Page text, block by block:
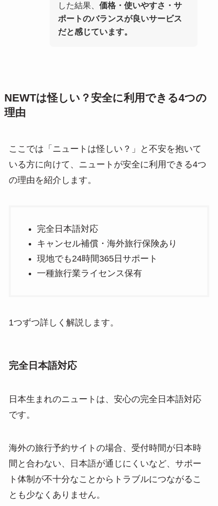
した結果、 価格・使いやすさ・サ
ポートのバランスが良いサービス
だと感じています。
NEWTは怪しい？安全に利用できる4つの
理由
ここでは「ニュートは怪しい？」と不安を抱いて
いる方に向けて、ニュートが安全に利用できる4つ
の理由を紹介します。
完全日本語対応
キャンセル補償・海外旅行保険あり
現地でも24時間365日サポート
一種旅行業ライセンス保有
1つずつ詳しく解説します。
完全日本語対応
日本生まれのニュートは、安心の完全日本語対応
です。
海外の旅行予約サイトの場合、受付時間が日本時
間と合わない、日本語が通じにくいなど、サポー
ト体制が不十分なことからトラブルにつながるこ
とも少なくありません。